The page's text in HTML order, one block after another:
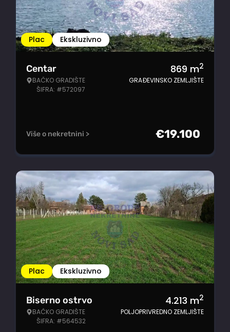
Plac Ekskluzivno
Centar
BAČKO GRADIŠTE
ŠIFRA: #572097
869 m2
GRAĐEVINSKO ZEMLJIŠTE
Više o nekretnini > €19.100
Plac Ekskluzivno
Biserno ostrvo
BAČKO GRADIŠTE
ŠIFRA: #564532
4.213 m2
POLJOPRIVREDNO ZEMLJIŠTE